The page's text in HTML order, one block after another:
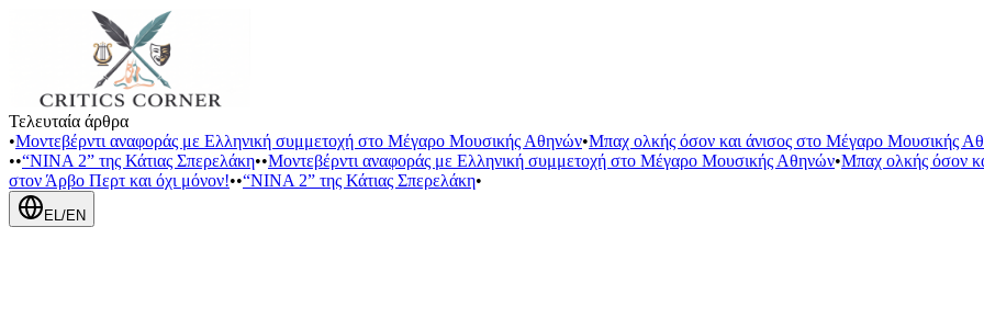
Τελευταία άρθρα
•Μοντεβέρντι αναφοράς με Ελληνική συμμετοχή στο Μέγαρο Μουσικής Αθηνών•Μπαχ ολκής όσον και άνισος στο Μέγαρο Μουσικής
••“NINA 2” της Κάτιας Σπερελάκη••Μοντεβέρντι αναφοράς με Ελληνική συμμετοχή στο Μέγαρο Μουσικής Αθηνών•Μπαχ ολκής όσον
στον Άρβο Περτ και όχι μόνον!••“NINA 2” της Κάτιας Σπερελάκη•
EL/EN